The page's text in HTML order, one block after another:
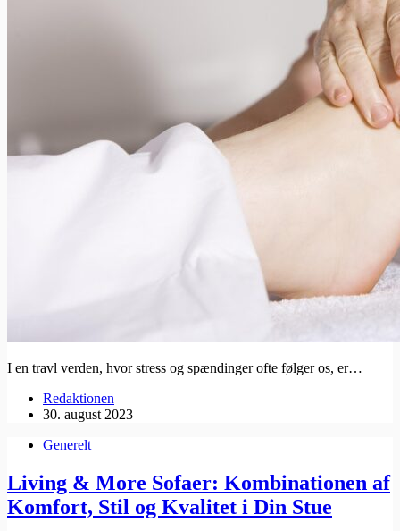
I en travl verden, hvor stress og spændinger ofte følger os, er…
Redaktionen
30. august 2023
Generelt
Living & More Sofaer: Kombinationen af
Komfort, Stil og Kvalitet i Din Stue